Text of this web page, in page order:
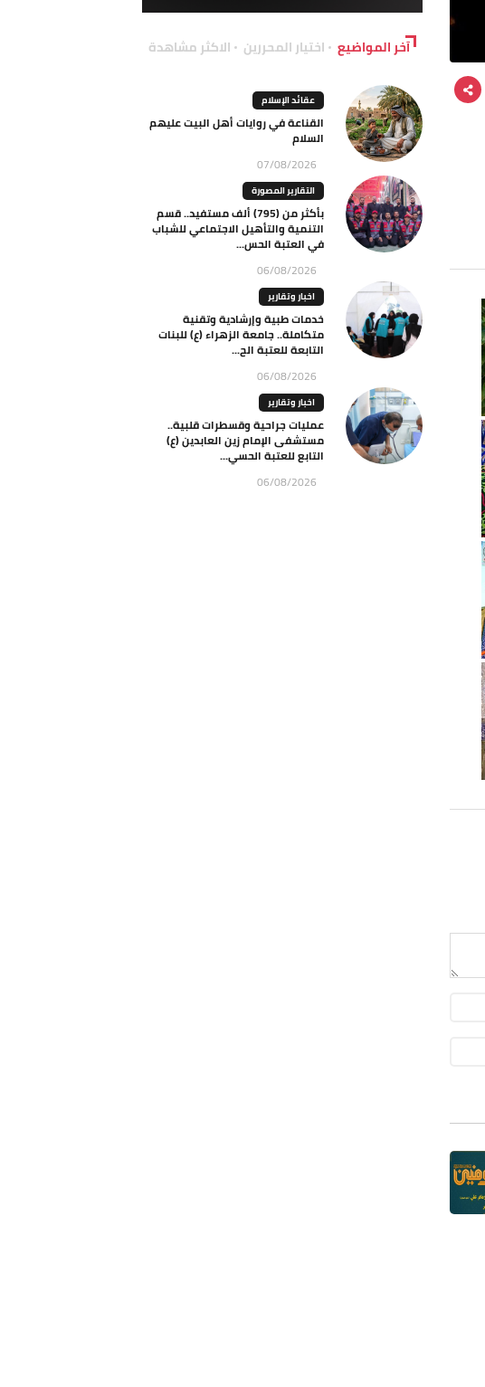
آخر المواضيع اختيار المحررين الاكثر مشاهدة
عقائد الإسلام
القناعة في روايات أهل البيت عليهم
السلام
07/08/2026
التقارير المصورة
بأكثر من (795) ألف مستفيد.. قسم
التنمية والتأهيل الاجتماعي للشباب
في العتبة الحس...
06/08/2026
اخبار وتقارير
خدمات طبية وإرشادية وتقنية
متكاملة.. جامعة الزهراء (ع) للبنات
التابعة للعتبة الح...
06/08/2026
اخبار وتقارير
عمليات جراحية وقسطرات قلبية..
مستشفى الإمام زين العابدين (ع)
التابع للعتبة الحسي...
06/08/2026